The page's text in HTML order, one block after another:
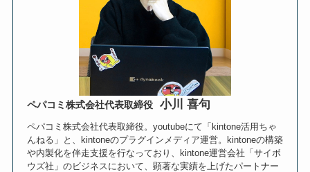
ペパコミ株式会社代表取締役 小川 喜句
ペパコミ株式会社代表取締役。youtubeにて「kintone活用ちゃ
んねる」と、kintoneのプラグインメディア運営。kintoneの構築
や内製化を伴走支援を行なっており、kintone運営会社「サイボ
ウズ社」のビジネスにおいて、顕著な実績を上げたパートナー